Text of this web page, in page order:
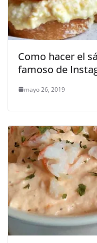
Como hacer el
famoso de
mayo 26, 2019